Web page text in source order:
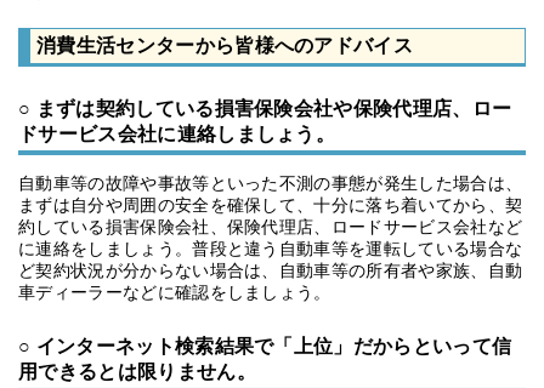
消費生活センターから皆様へのアドバイス
○ まずは契約している損害保険会社や保険代理店、ロー
ドサービス会社に連絡しましょう。
自動車等の故障や事故等といった不測の事態が発生した場合は、
まずは自分や周囲の安全を確保して、十分に落ち着いてから、契
約している損害保険会社、保険代理店、ロードサービス会社など
に連絡をしましょう。普段と違う自動車等を運転している場合な
ど契約状況が分からない場合は、自動車等の所有者や家族、自動
車ディーラーなどに確認をしましょう。
○ インターネット検索結果で「上位」だからといって信
用できるとは限りません。